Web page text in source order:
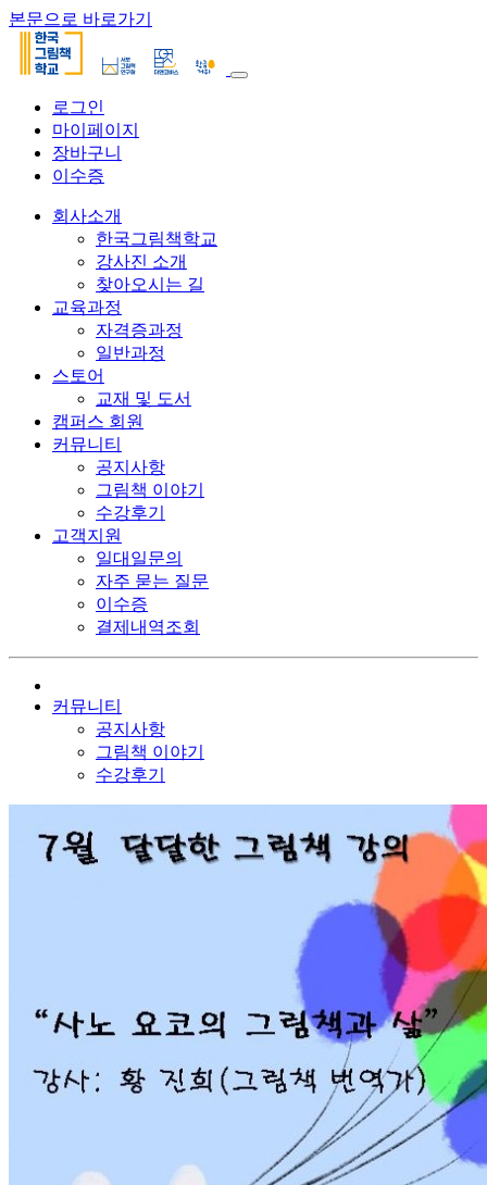
본문으로 바로가기
로그인
마이페이지
장바구니
이수증
회사소개
한국그림책학교
강사진 소개
찾아오시는 길
교육과정
자격증과정
일반과정
스토어
교재 및 도서
캠퍼스 회원
커뮤니티
공지사항
그림책 이야기
수강후기
고객지원
일대일문의
자주 묻는 질문
이수증
결제내역조회
커뮤니티
공지사항
그림책 이야기
수강후기